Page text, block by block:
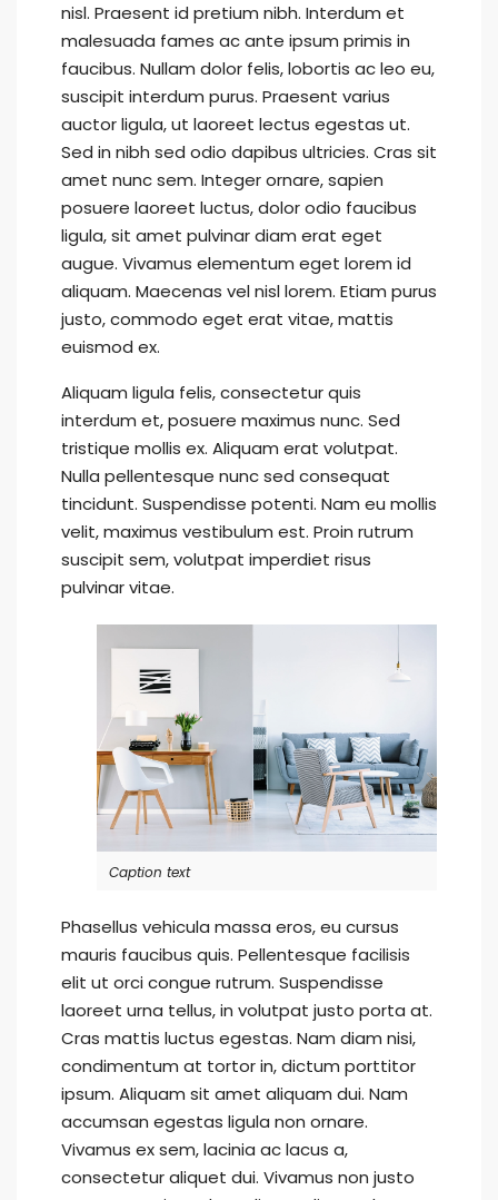
nisl. Praesent id pretium nibh. Interdum et
malesuada fames ac ante ipsum primis in
faucibus. Nullam dolor felis, lobortis ac leo eu,
suscipit interdum purus. Praesent varius
auctor ligula, ut laoreet lectus egestas ut.
Sed in nibh sed odio dapibus ultricies. Cras sit
amet nunc sem. Integer ornare, sapien
posuere laoreet luctus, dolor odio faucibus
ligula, sit amet pulvinar diam erat eget
augue. Vivamus elementum eget lorem id
aliquam. Maecenas vel nisl lorem. Etiam purus
justo, commodo eget erat vitae, mattis
euismod ex.
Aliquam ligula felis, consectetur quis
interdum et, posuere maximus nunc. Sed
tristique mollis ex. Aliquam erat volutpat.
Nulla pellentesque nunc sed consequat
tincidunt. Suspendisse potenti. Nam eu mollis
velit, maximus vestibulum est. Proin rutrum
suscipit sem, volutpat imperdiet risus
pulvinar vitae.
Caption text
Phasellus vehicula massa eros, eu cursus
mauris faucibus quis. Pellentesque facilisis
elit ut orci congue rutrum. Suspendisse
laoreet urna tellus, in volutpat justo porta at.
Cras mattis luctus egestas. Nam diam nisi,
condimentum at tortor in, dictum porttitor
ipsum. Aliquam sit amet aliquam dui. Nam
accumsan egestas ligula non ornare.
Vivamus ex sem, lacinia ac lacus a,
consectetur aliquet dui. Vivamus non justo